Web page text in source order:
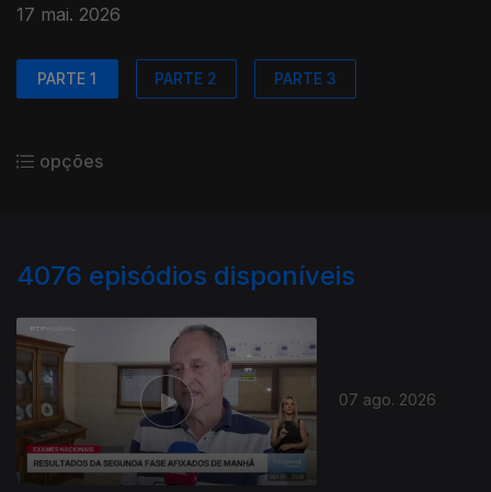
17 mai. 2026
PARTE 1 PARTE 2 PARTE 3
opções
4076 episódios disponíveis
07 ago. 2026